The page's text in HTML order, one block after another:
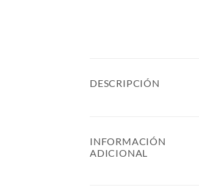
DESCRIPCIÓN
INFORMACIÓN
ADICIONAL